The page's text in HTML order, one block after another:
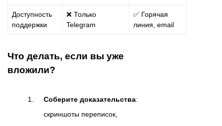
Доступность
поддержки
❌ Только
Telegram
✅ Горячая
линия, email
Что делать, если вы уже
вложили?
Соберите доказательства:
скриншоты переписок,